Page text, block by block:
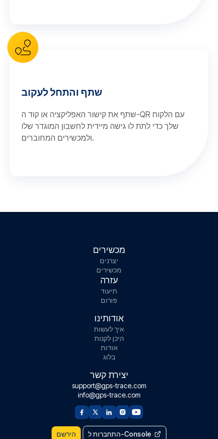
שתף והתחל לעקוב
שתף את קישור האפליקציה או קוד ה-QR עם הלקוח
שלך כדי לתת לו גישה מיידית לחשבון המוגדר שלו
ולמכשירים המחוברים.
מכשירים
יצרנים
מכשירים
עזרה
תיעוד
פורום
אודותינו
איך לעשות
היכן לקנות
אודות
בלוג
יצירת קשר
support@gps-trace.com
info@gps-trace.com
הירשם התחברות ל-Console